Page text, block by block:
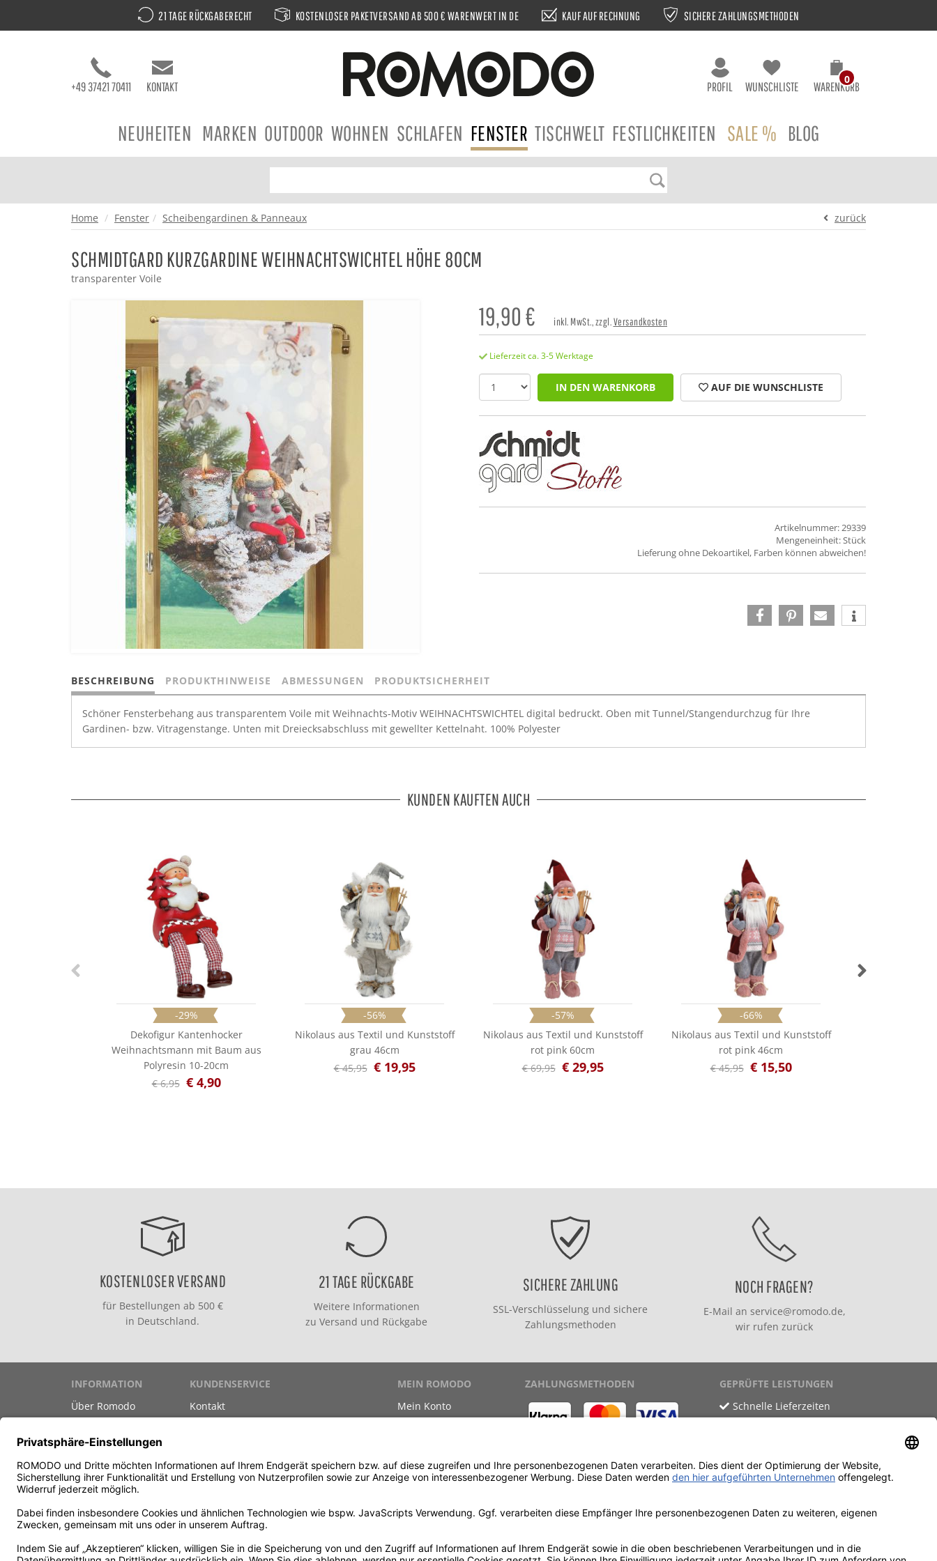
21 TAGE RÜCKGABERECHT KOSTENLOSER PAKETVERSAND AB 500 € WARENWERT IN DE KAUF AUF RECHNUNG SICHERE ZAHLUNGSMETHODEN
+49 37421 70411 KONTAKT PROFIL WUNSCHLISTE WARENKORB
0
NEUHEITEN MARKEN OUTDOOR WOHNEN SCHLAFEN FENSTER TISCHWELT FESTLICHKEITEN SALE % BLOG
Home Fenster Scheibengardinen & Panneaux zurück
SCHMIDTGARD KURZGARDINE WEIHNACHTSWICHTEL HÖHE 80CM
transparenter Voile
19,90€ inkl. MwSt., zzgl.Versandkosten
Lieferzeit ca. 3-5 Werktage
IN DEN WARENKORB AUF DIE WUNSCHLISTE
Artikelnummer: 29339
Mengeneinheit: Stück
Lieferung ohne Dekoartikel, Farben können abweichen!
BESCHREIBUNG PRODUKTHINWEISE ABMESSUNGEN PRODUKTSICHERHEIT
Schöner Fensterbehang aus transparentem Voile mit Weihnachts-Motiv WEIHNACHTSWICHTEL digital bedruckt. Oben mit Tunnel/Stangendurchzug für Ihre
Gardinen- bzw. Vitragenstange. Unten mit Dreiecksabschluss mit gewellter Kettelnaht. 100% Polyester
KUNDEN KAUFTEN AUCH
-29%
Dekofigur Kantenhocker
Weihnachtsmann mit Baum aus
Polyresin 10-20cm
€ 6,95 € 4,90
-56%
Nikolaus aus Textil und Kunststoff
grau 46cm
€ 45,95 € 19,95
-57%
Nikolaus aus Textil und Kunststoff
rot pink 60cm
€ 69,95 € 29,95
-66%
Nikolaus aus Textil und Kunststoff
rot pink 46cm
€ 45,95 € 15,50
KOSTENLOSER VERSAND
für Bestellungen ab 500 €
in Deutschland.
21 TAGE RÜCKGABE
Weitere Informationen
zuVersand und Rückgabe
SICHERE ZAHLUNG
SSL-Verschlüsselung und sichere
Zahlungsmethoden
NOCH FRAGEN?
E-Mail an service@romodo.de,
wir rufen zurück
INFORMATION
Über Romodo
Datenschutz
Unsere AGB
Impressum
KUNDENSERVICE
Kontakt
Newsletter
Teilnahmebedingungen Gewinnspiel
MEIN ROMODO
Mein Konto
ZAHLUNGSMETHODEN
Kauf auf Rechnung
GEPRÜFTE LEISTUNGEN
Schnelle Lieferzeiten
SSL-Verschlüsselung